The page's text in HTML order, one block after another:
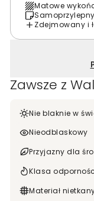
Matowe
Samoprzylepny
Zdejmowany i
Zawsze z
Nie blaknie w
Nieodblaskowy
Przyjazny dla
Klasa
Materiał